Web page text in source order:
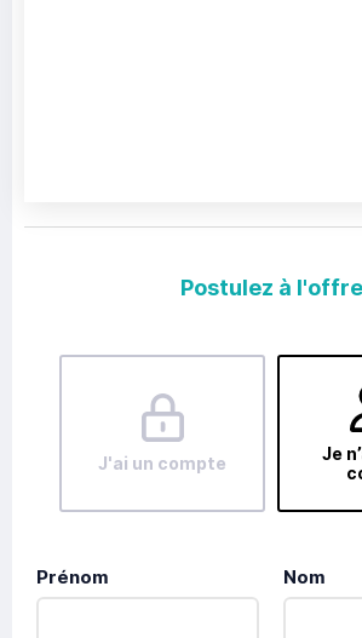
Postulez à l'offre
J'ai un compte
Je
Prénom Nom